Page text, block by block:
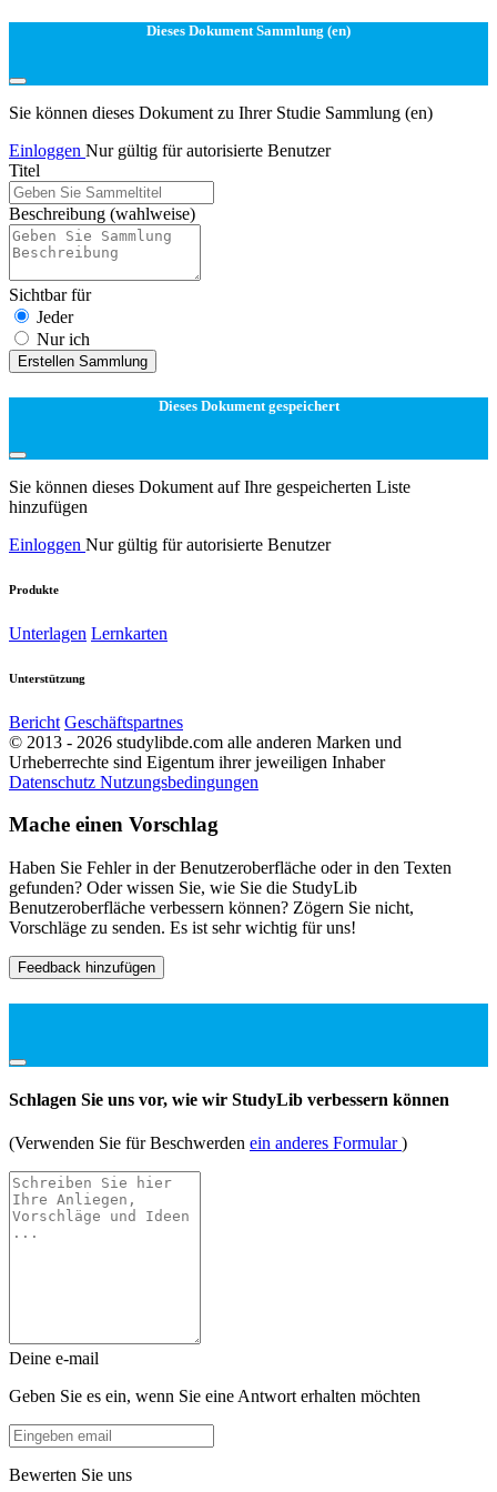
Dieses Dokument Sammlung (en)
Sie können dieses Dokument zu Ihrer Studie Sammlung (en)
Einloggen Nur gültig für autorisierte Benutzer
Titel
Beschreibung (wahlweise)
Sichtbar für
Jeder
Nur ich
Erstellen Sammlung
Dieses Dokument gespeichert
Sie können dieses Dokument auf Ihre gespeicherten Liste
hinzufügen
Einloggen Nur gültig für autorisierte Benutzer
Produkte
Unterlagen Lernkarten
Unterstützung
Bericht Geschäftspartnes
© 2013 - 2026 studylibde.com alle anderen Marken und
Urheberrechte sind Eigentum ihrer jeweiligen Inhaber
Datenschutz Nutzungsbedingungen
Mache einen Vorschlag
Haben Sie Fehler in der Benutzeroberfläche oder in den Texten
gefunden? Oder wissen Sie, wie Sie die StudyLib
Benutzeroberfläche verbessern können? Zögern Sie nicht,
Vorschläge zu senden. Es ist sehr wichtig für uns!
Feedback hinzufügen
Schlagen Sie uns vor, wie wir StudyLib verbessern können
(Verwenden Sie für Beschwerden ein anderes Formular)
Deine e-mail
Geben Sie es ein, wenn Sie eine Antwort erhalten möchten
Bewerten Sie uns